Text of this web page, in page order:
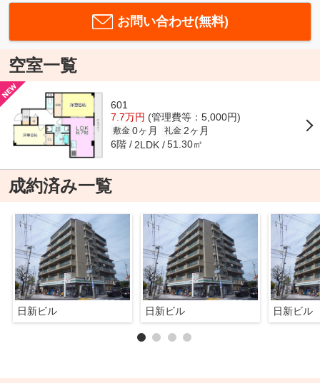
お問い合わせ(無料)
空室一覧
601
7.7万円 (管理費等：5,000円)
敷金 0ヶ月 礼金 2ヶ月
6階 2LDK 51.30㎡
成約済み一覧
日新ビル 日新ビル 日新ビル